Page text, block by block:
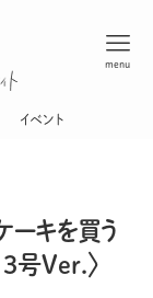
menu
イベント
ーキを買う
号Ver.〉